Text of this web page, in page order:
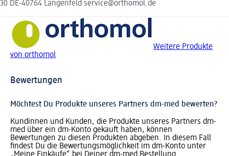
30 DE-40764 Langenfeld service@orthomol.de
Weitere Produkte
von orthomol
Bewertungen
Möchtest Du Produkte unseres Partners dm-med bewerten?
Kundinnen und Kunden, die Produkte unseres Partners dm-
med über ein dm-Konto gekauft haben, können
Bewertungen zu diesen Produkten abgeben. In diesem Fall
findest Du die Bewertungsmöglichkeit im dm-Konto unter
„Meine Einkäufe“ bei Deiner dm-med Bestellung.